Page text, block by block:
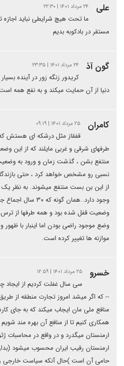
علی ۲۴ مرداد ۱۴۰۱ | ۲۲:۳۰
ما تحت هیچ شرایطی نباید اجازه
مستقر در بادکوبه بدیم
گون آذ ۲۴ مرداد ۱۴۰۱ | ۲۳:۳۵
کریدور زنگه زور در آینده
دنیا از آن حمایت میکند و به نفع همه است
کامران ۲۵ مرداد ۱۴۰۱ | ۰۹:۱۹
قفقاز مثل درشکه ای هستش
طرفهای شرقی و غربی مایلند که از این
منتفع بشن ، گذشت زمان و ورود به
نسبی رو مشخص خواهد کرد ، حتی
از این بن بست منتفع میشوند. به نظر یک
وجود دارد..همان
وضعیت قفل شده بود و همه طرفها از
وضع موجود راضی بودن اما اینبار با ظهور
موازنه ها تغییر کرده است.
خسرو ۲۵ مرداد ۱۴۰۱ | ۱۲:۵۹
سی سال غفلت کردیم از ایجاد
-- که اگر میشد امروز تجارت منطقه از
منافع ملی مان ایجاب میکند که به جای
همکاری کنیم تا از منافع آن بهره مند
ارمنستان میگدرد و در واقع در محاسبات
ارمنستان رقیب ایران محسوب میشود
حامی آن است )حال آنکه سیاست خارجی